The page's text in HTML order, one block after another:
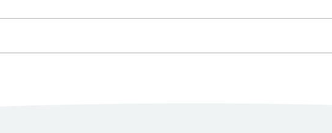
したね。
つ。 世界
、 オリン
のちに起こった被災の多さからも